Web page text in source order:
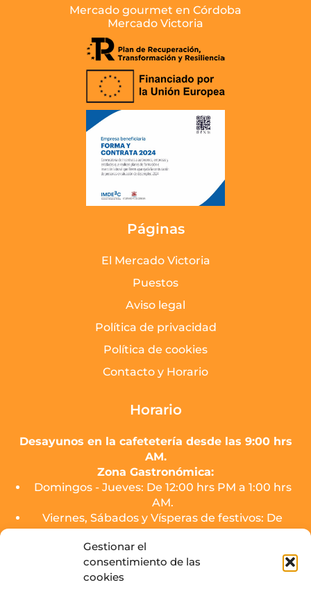
Gestionar el
consentimiento de las
cookies
Mercado gourmet en Córdoba
Mercado Victoria
Páginas
El Mercado Victoria
Puestos
Aviso legal
Política de privacidad
Política de cookies
Contacto y Horario
Horario
Desayunos en la cafetetería desde las 9:00 hrs
AM.
Zona Gastronómica:
Domingos - Jueves: De 12:00 hrs PM a 1:00 hrs
AM.
Viernes, Sábados y Vísperas de festivos: De
12:00 hrs PM a 2:00 hrs AM.
El servicio de cocina de los puestos finalizará
media hora antes del cierre.